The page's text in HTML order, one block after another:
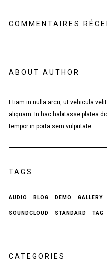
COMMENTAIRES
ABOUT AUTHOR
Etiam in nulla arcu, ut vehicula
aliquam. In hac habitasse platea
tempor in porta sem vulputate.
TAGS
AUDIO BLOG DEMO GALLERY
SOUNDCLOUD STANDARD TAG
CATEGORIES